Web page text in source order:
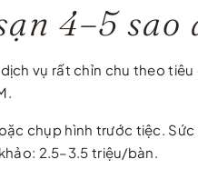
4–5 sao
vụ rất chỉn chu theo
chụp hình trước tiệc.
2.5–3.5 triệu/bàn.